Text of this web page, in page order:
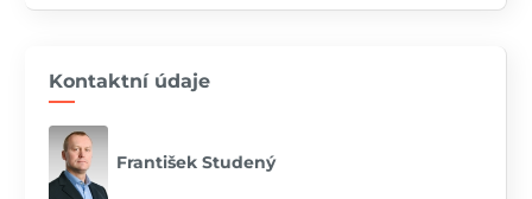
Kontaktní údaje
František Studený